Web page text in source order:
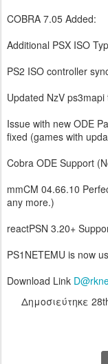
COBRA 7.05 Added:
Additional PSX ISO
PS2 ISO controller
Updated NzV ps3mapi
Issue with new ODE
fixed (games with
Cobra ODE Support
mmCM 04.66.10
any more.)
reactPSN 3.20+
PS1NETEMU is now
Download Link
Δημοσιεύτηκε